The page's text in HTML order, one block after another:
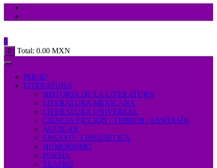
0
0 Total: 0.00 MXN
INICIO
LITERATURA
HISTORIA DE LA LITERATURA
LITERATURA MEXICANA
LITERATURA UNIVERSAL
CIENCIA FICCIÓN / TERROR / FANTASÍA
AGUILAR
ENSAYO / LINGÜÍSTICA
HUMORISMO
POESÍA
TEATRO